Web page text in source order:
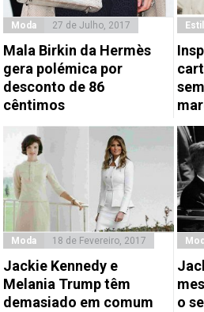
Moda 27 de Julho, 2017
Mala Birkin da Hermès
gera polémica por
desconto de 86
cêntimos
Moda 18 de Fevereiro, 2017
Jackie Kennedy e
Melania Trump têm
demasiado em comum
o